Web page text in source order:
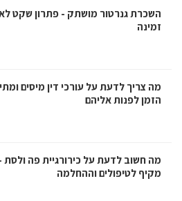
השכרת גנרטור מושתק - פתרון שקט
זמינה
מה צריך לדעת על עורכי דין מיסים
הזמן לפנות אליהם
מה חשוב לדעת על כירורגיית פה ולסת
מקיף לטיפולים וההחלמה